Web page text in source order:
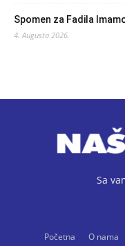
Spomen za Fadila
4. Augusta 2026.
Sa
Početna O nama